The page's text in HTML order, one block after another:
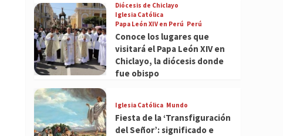
Diócesis de Chiclayo
Iglesia Católica
Papa León XIV en Perú Perú
Conoce los lugares que
visitará el Papa León XIV en
Chiclayo, la diócesis donde
fue obispo
Iglesia Católica Mundo
Fiesta de la ‘Transfiguración
del Señor’: significado e